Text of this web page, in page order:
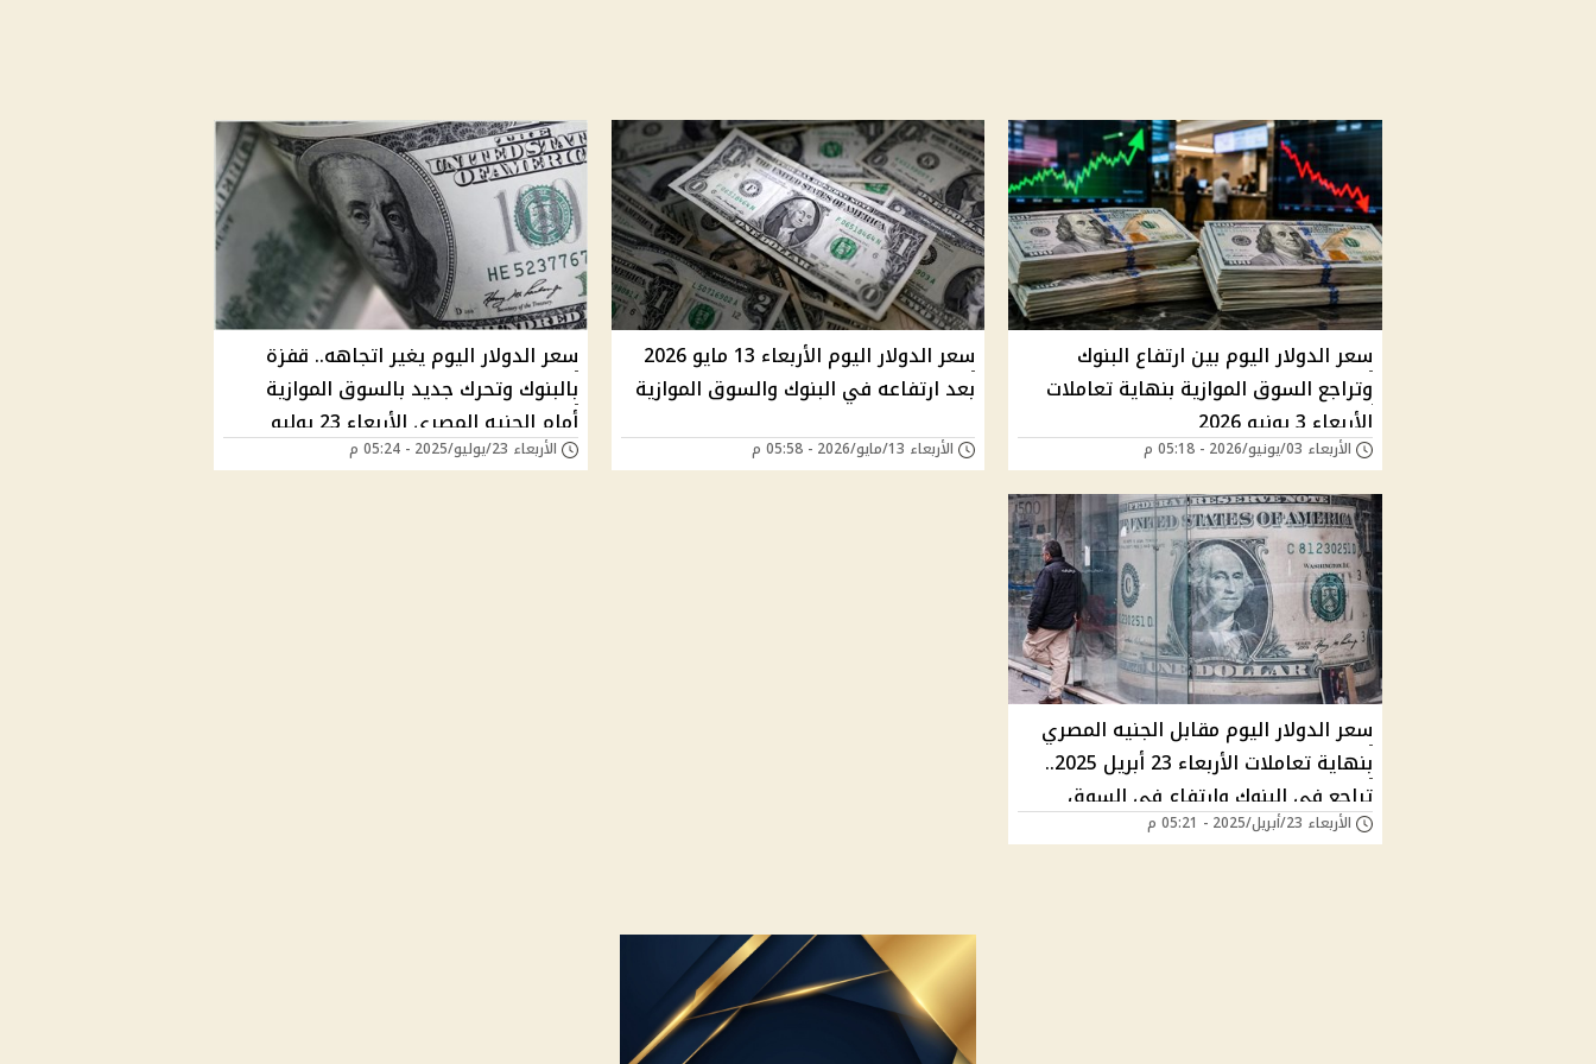
سعر الدولار اليوم بين ارتفاع البنوك
وتراجع السوق الموازية بنهاية تعاملات
الأربعاء 3 يونيو 2026
الأربعاء 03/يونيو/2026 - 05:18 م
سعر الدولار اليوم الأربعاء 13 مايو 2026
بعد ارتفاعه في البنوك والسوق الموازية
الأربعاء 13/مايو/2026 - 05:58 م
سعر الدولار اليوم يغير اتجاهه.. قفزة
بالبنوك وتحرك جديد بالسوق الموازية
أمام الجنيه المصري الأربعاء 23 يوليو
2025الأربعاء 23/يوليو/2025 - 05:24 م
سعر الدولار اليوم مقابل الجنيه المصري
بنهاية تعاملات الأربعاء 23 أبريل 2025..
تراجع في البنوك وارتفاع في السوق
السوداء
الأربعاء 23/أبريل/2025 - 05:21 م